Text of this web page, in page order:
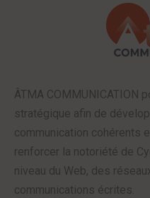
ÂTMA COMMUNICATION
stratégique afin de
communication cohérents
renforcer la notoriété de
niveau du Web, des
communications écrites.